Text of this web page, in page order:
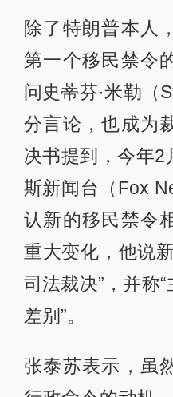
除了特朗普本人
第一个移民禁令
问史蒂芬·米勒（
分言论，也成为
决书提到，今年2
斯新闻台（Fox
认新的移民禁令
重大变化，他说
司法裁决”，并称
差别”。
张泰苏表示，虽